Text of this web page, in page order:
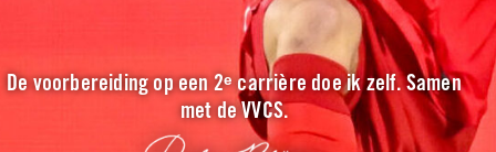
De voorbereiding op een 2ᵉ carrière doe ik zelf. Samen
met de VVCS.